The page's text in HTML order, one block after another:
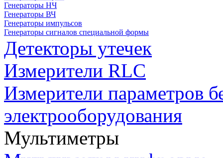
Генераторы НЧ
Генераторы ВЧ
Генераторы импульсов
Генераторы сигналов специальной формы
Детекторы утечек
Измерители RLC
Измерители параметров
электрооборудования
Мультиметры